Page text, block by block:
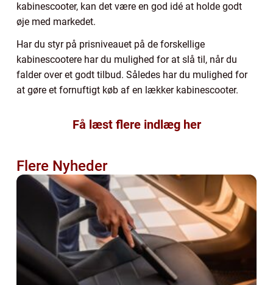
kabinescooter, kan det være en god idé at holde godt
øje med markedet.
Har du styr på prisniveauet på de forskellige
kabinescootere har du mulighed for at slå til, når du
falder over et godt tilbud. Således har du mulighed for
at gøre et fornuftigt køb af en lækker kabinescooter.
Få læst flere indlæg her
Flere Nyheder